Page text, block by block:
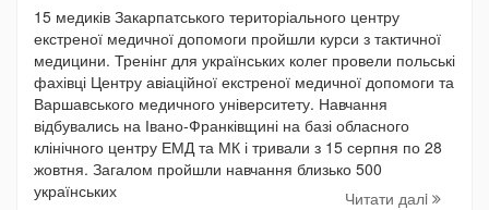
15 медиків Закарпатського територіального центру
екстреної медичної допомоги пройшли курси з тактичної
медицини. Тренінг для українських колег провели польські
фахівці Центру авіаційної екстреної медичної допомоги та
Варшавського медичного університету. Навчання
відбувались на Івано-Франківщині на базі обласного
клінічного центру ЕМД та МК і тривали з 15 серпня по 28
жовтня. Загалом пройшли навчання близько 500
українських
Читати далi